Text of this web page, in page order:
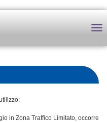
in Zona Traffico Limitato, occorre